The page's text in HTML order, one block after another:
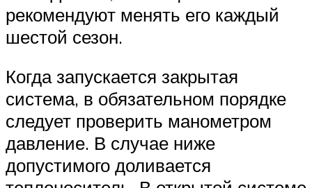
рекомендуют менять его каждый
шестой сезон.
Когда запускается закрытая
система, в обязательном порядке
следует проверить манометром
давление. В случае ниже
допустимого доливается